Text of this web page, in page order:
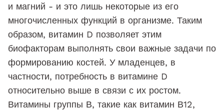
и магний - и это лишь некоторые из его
многочисленных функций в организме. Таким
образом, витамин D позволяет этим
биофакторам выполнять свои важные задачи по
формированию костей. У младенцев, в
частности, потребность в витамине D
относительно выше в связи с их ростом.
Витамины группы В, такие как витамин В12,